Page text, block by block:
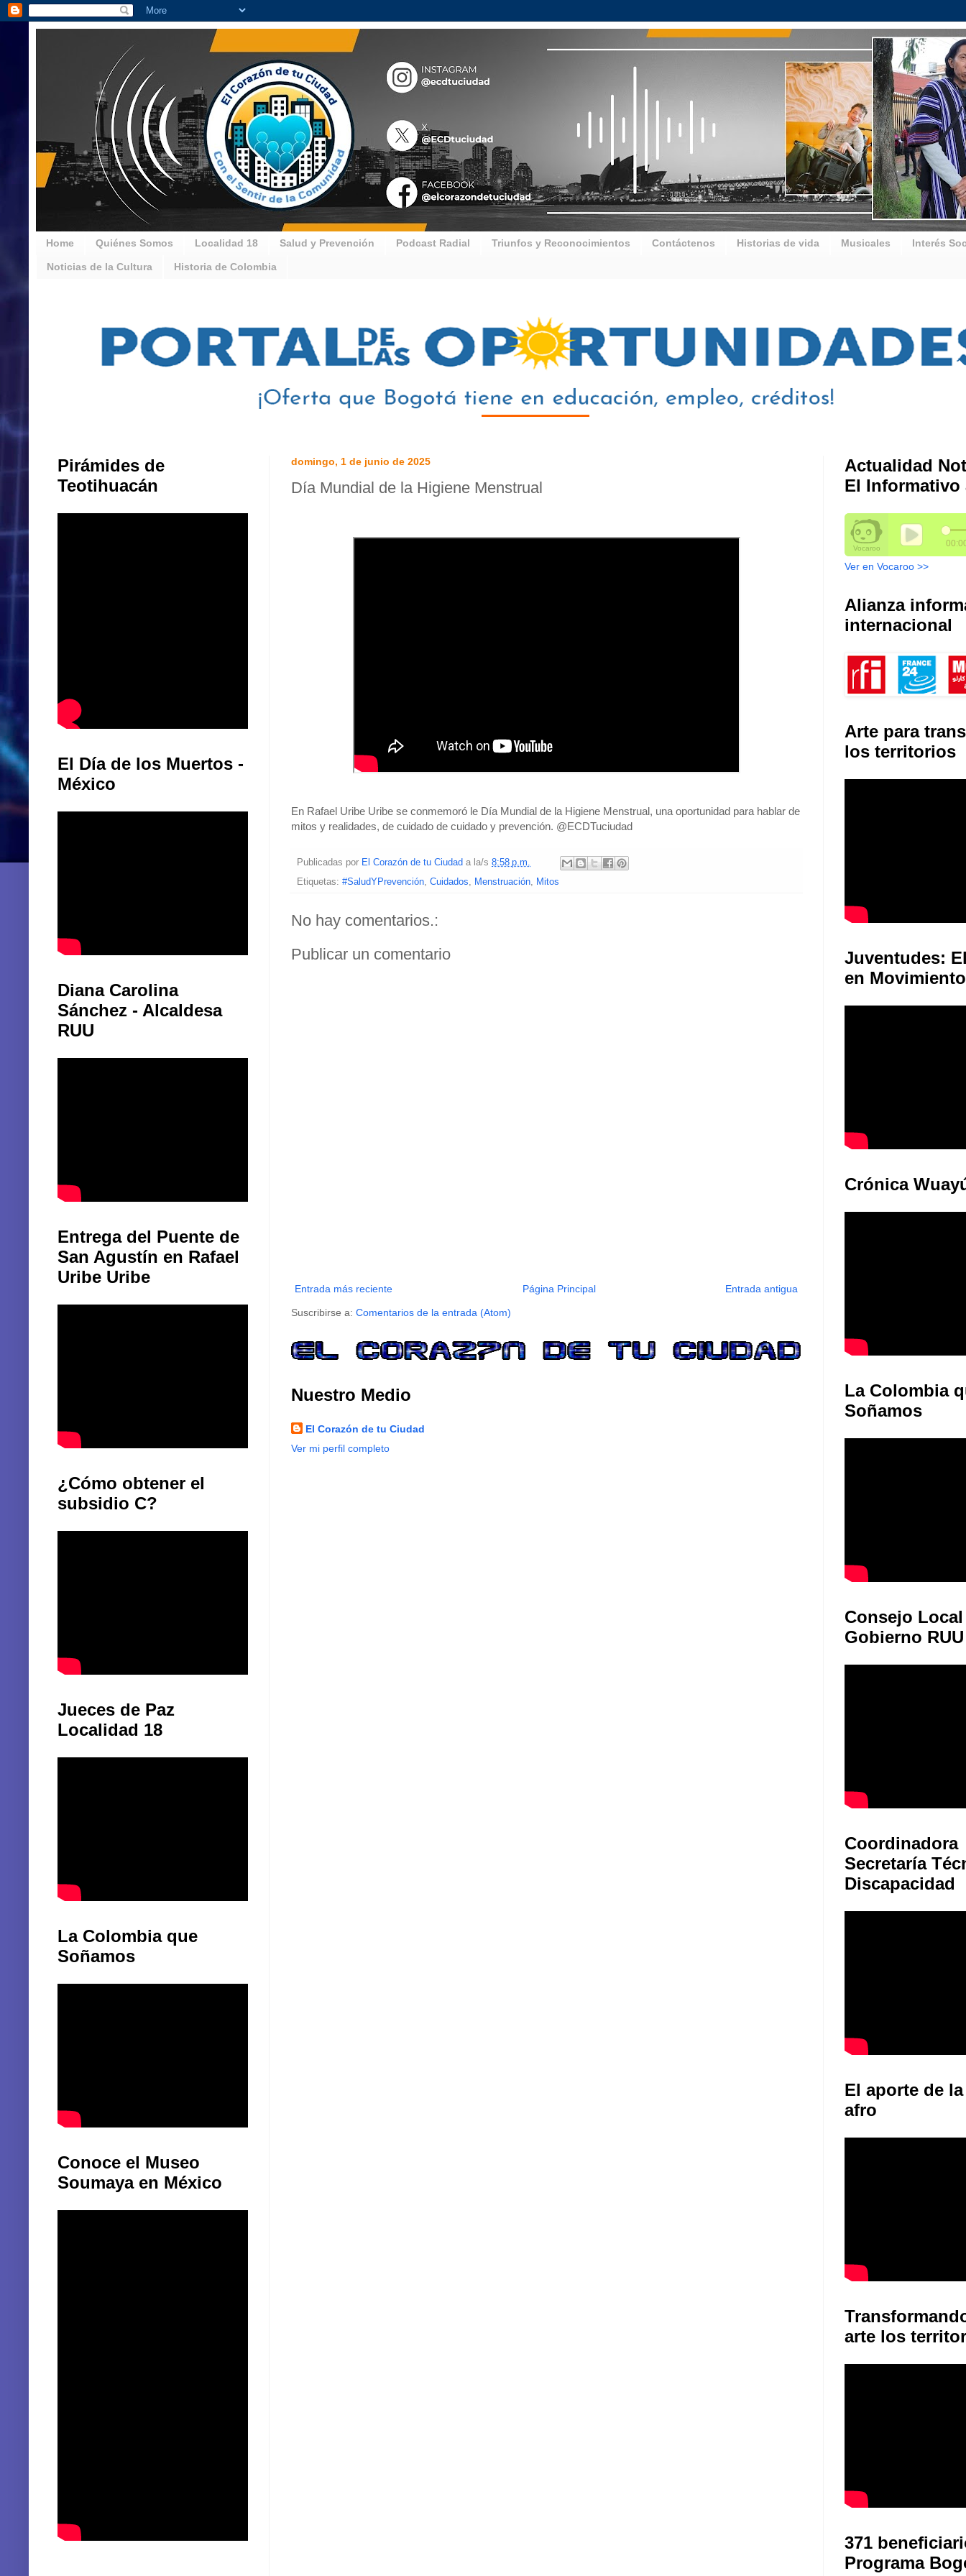
Home Quiénes Somos Localidad 18 Salud y Prevención Podcast Radial Triunfos y Reconocimientos Contáctenos Historias de vida Musicales Interés
Noticias de la Cultura Historia de Colombia
domingo, 1 de junio de 2025
Día Mundial de la Higiene Menstrual
En Rafael Uribe Uribe se conmemoró le Día Mundial de la Higiene Menstrual, una oportunidad para hablar de
mitos y realidades, de cuidado de cuidado y prevención. @ECDTuciudad
No hay comentarios.:
Publicar un comentario
Nuestro Medio
Pirámides de
Teotihuacán
El Día de los Muertos -
México
Diana Carolina
Sánchez - Alcaldesa
RUU
Entrega del Puente de
San Agustín en Rafael
Uribe Uribe
¿Cómo obtener el
subsidio C?
Jueces de Paz
Localidad 18
La Colombia que
Soñamos
Conoce el Museo
Soumaya en México
Actualidad
El Informativo
Alianza
internacional
Arte para
los territorios
Juventudes:
en Movimiento
Crónica
La Colombia
Soñamos
Consejo
Gobierno RUU
Coordinadora
Secretaría
Discapacidad
El aporte de
afro
arte los
371